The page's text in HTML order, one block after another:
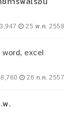
25 พ.ค. 2558
word, excel
26 ก.ค. 2557
พ.